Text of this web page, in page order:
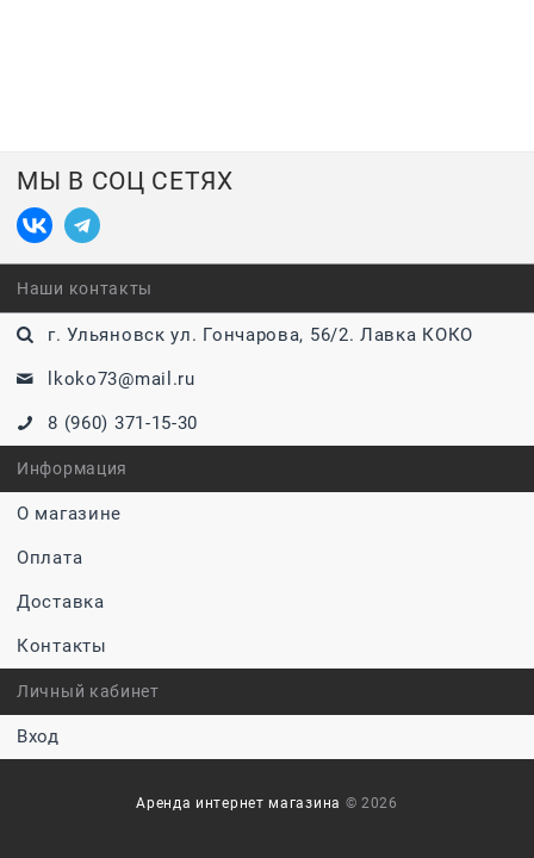
МЫ В СОЦ СЕТЯХ
Наши контакты
г. Ульяновск ул. Гончарова, 56/2. Лавка КОКО
lkoko73@mail.ru
8 (960) 371-15-30
Информация
О магазине
Оплата
Доставка
Контакты
Личный кабинет
Вход
Аренда интернет магазина © 2026